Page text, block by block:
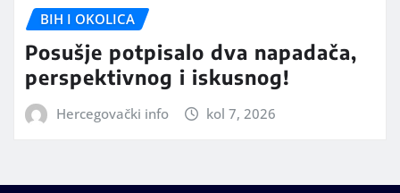
BIH I OKOLICA
Posušje potpisalo dva napadača,
perspektivnog i iskusnog!
Hercegovački info kol 7, 2026